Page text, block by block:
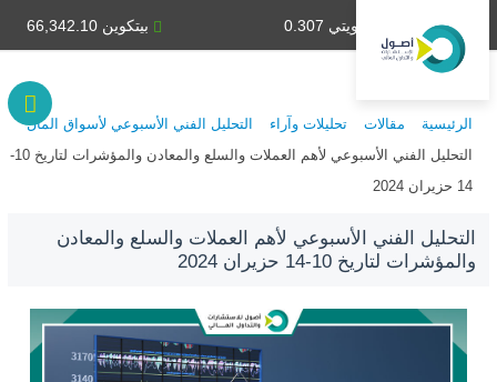
بيتكوين 66,342.10 دينار كويتي 0.307
الرئيسية مقالات تحليلات وآراء
التحليل الفني الأسبوعي لأسواق المال
التحليل الفني الأسبوعي لأهم العملات والسلع والمعادن والمؤشرات لتاريخ 10-
14 حزيران 2024
التحليل الفني الأسبوعي لأهم العملات والسلع والمعادن
والمؤشرات لتاريخ 10-14 حزيران 2024